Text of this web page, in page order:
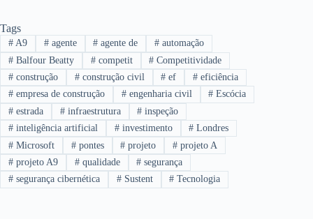
Tags
#A9 #agente # agente de # automação
#Balfour Beatty #competit # Competitividade
#construção #construção civil # ef # eficiência
#empresa de construção #engenharia civil # Escócia
#estrada #infraestrutura # inspeção
#inteligência artificial #investimento # Londres
#Microsoft #pontes # projeto # projeto A
#projeto A9 #qualidade # segurança
#segurança cibernética #Sustent # Tecnologia